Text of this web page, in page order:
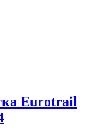
Eurotrail